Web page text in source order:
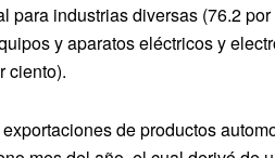
para industrias diversas (76.2
y aparatos eléctricos y
ciento).
de productos